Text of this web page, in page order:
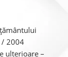
/ 2004
ulterioare –